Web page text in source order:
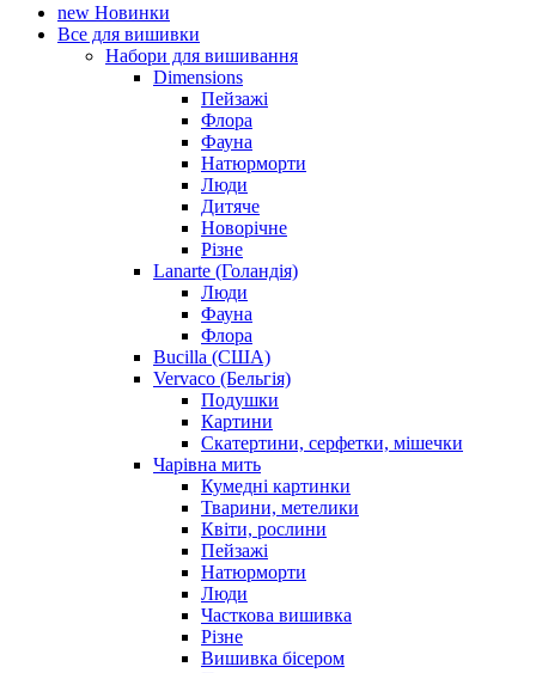
new Новинки
Все для вишивки
Набори для вишивання
Dimensions
Пейзажі
Флора
Фауна
Натюрморти
Люди
Дитяче
Новорічне
Різне
Lanarte (Голандія)
Люди
Фауна
Флора
Bucilla (США)
Vervaco (Бельгія)
Подушки
Картини
Скатертини, серфетки, мішечки
Чарiвна мить
Кумедні картинки
Тварини, метелики
Квіти, рослини
Пейзажі
Натюрморти
Люди
Часткова вишивка
Різне
Вишивка бісером